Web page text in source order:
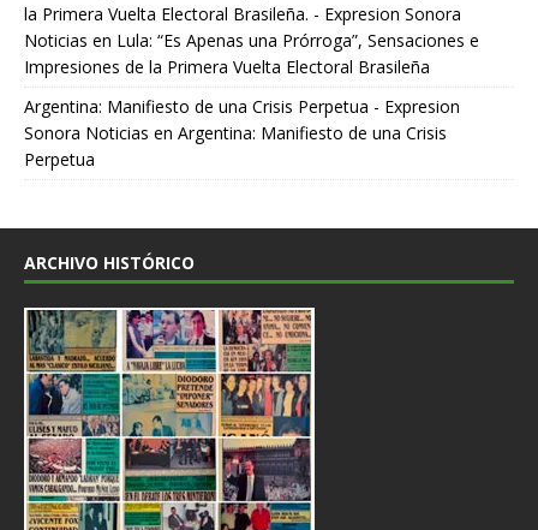
la Primera Vuelta Electoral Brasileña. - Expresion Sonora
Noticias en Lula: “Es Apenas una Prórroga”, Sensaciones e
Impresiones de la Primera Vuelta Electoral Brasileña
Argentina: Manifiesto de una Crisis Perpetua - Expresion
Sonora Noticias en Argentina: Manifiesto de una Crisis
Perpetua
ARCHIVO HISTÓRICO